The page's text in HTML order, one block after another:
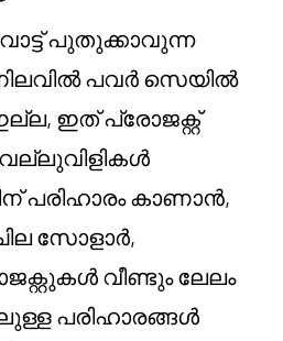
പുതുക്കാവുന്ന
പവർ സെയിൽ
ഇത് പ്രോജക്റ്റ്
പരിഹാരം കാണാൻ,
സോളാർ,
വീണ്ടും ലേലം
പരിഹാരങ്ങൾ